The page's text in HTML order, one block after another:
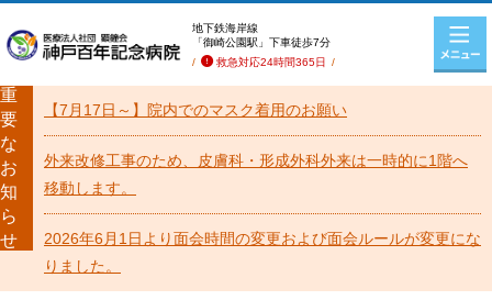
地下鉄海岸線
「御崎公園駅」下車徒歩7分
救急対応24時間365日
重
要
な
お
知
ら
せ
【7月17日～】院内でのマスク着用のお願い
外来改修工事のため、皮膚科・形成外科外来は一時的に1階へ
移動します。
2026年6月1日より面会時間の変更および面会ルールが変更にな
りました。